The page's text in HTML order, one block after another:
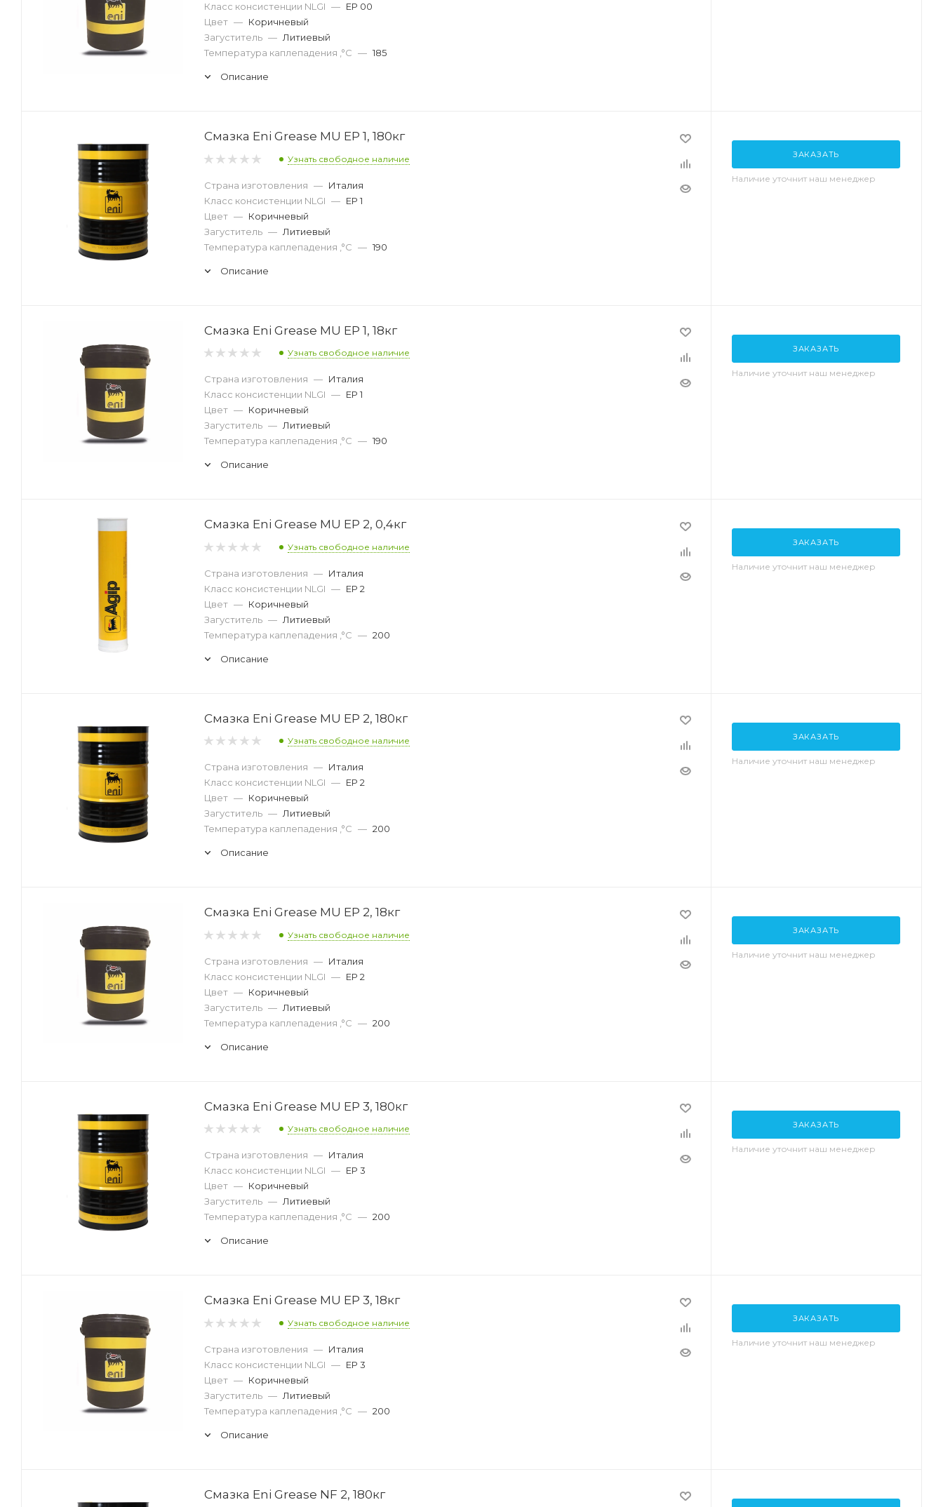
Класс консистенции NLGI — EP 00
Цвет — Коричневый
Загуститель — Литиевый
Температура каплепадения ,°C — 185
Описание
Смазка Eni Grease MU EP 1, 180кг
Узнать свободное наличие
Страна изготовления — Италия
Класс консистенции NLGI — EP 1
Цвет — Коричневый
Загуститель — Литиевый
Температура каплепадения ,°C — 190
Описание
ЗАКАЗАТЬ
Наличие уточнит наш менеджер
Смазка Eni Grease MU EP 1, 18кг
Узнать свободное наличие
Страна изготовления — Италия
Класс консистенции NLGI — EP 1
Цвет — Коричневый
Загуститель — Литиевый
Температура каплепадения ,°C — 190
Описание
ЗАКАЗАТЬ
Наличие уточнит наш менеджер
Смазка Eni Grease MU EP 2, 0,4кг
Узнать свободное наличие
Страна изготовления — Италия
Класс консистенции NLGI — EP 2
Цвет — Коричневый
Загуститель — Литиевый
Температура каплепадения ,°C — 200
Описание
ЗАКАЗАТЬ
Наличие уточнит наш менеджер
Смазка Eni Grease MU EP 2, 180кг
Узнать свободное наличие
Страна изготовления — Италия
Класс консистенции NLGI — EP 2
Цвет — Коричневый
Загуститель — Литиевый
Температура каплепадения ,°C — 200
Описание
ЗАКАЗАТЬ
Наличие уточнит наш менеджер
Смазка Eni Grease MU EP 2, 18кг
Узнать свободное наличие
Страна изготовления — Италия
Класс консистенции NLGI — EP 2
Цвет — Коричневый
Загуститель — Литиевый
Температура каплепадения ,°C — 200
Описание
ЗАКАЗАТЬ
Наличие уточнит наш менеджер
Смазка Eni Grease MU EP 3, 180кг
Узнать свободное наличие
Страна изготовления — Италия
Класс консистенции NLGI — EP 3
Цвет — Коричневый
Загуститель — Литиевый
Температура каплепадения ,°C — 200
Описание
ЗАКАЗАТЬ
Наличие уточнит наш менеджер
Смазка Eni Grease MU EP 3, 18кг
Узнать свободное наличие
Страна изготовления — Италия
Класс консистенции NLGI — EP 3
Цвет — Коричневый
Загуститель — Литиевый
Температура каплепадения ,°C — 200
Описание
ЗАКАЗАТЬ
Наличие уточнит наш менеджер
Смазка Eni Grease NF 2, 180кг